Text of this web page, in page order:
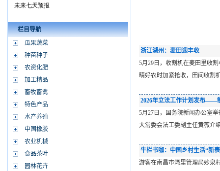
栏目导航
瓜果蔬菜
种苗种子
农资化肥
加工精品
畜牧畜禽
特色产品
水产养殖
中国橡胶
农业机械
食品茶叶
园林花卉
浙江湖州：麦田迎丰收
5月29日，收割机在麦田里收
晴好农时加紧抢收，田间收割
2026年立法工作计划发布——
5月27日，国务院新闻办公室
大常委会法工委副主任黄薇介
牛栏书咖：中国乡村生活“新
游客在南昌市湾里管理局妙泉